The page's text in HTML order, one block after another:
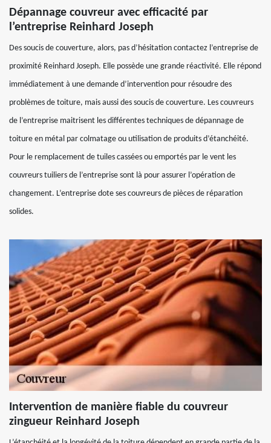
Dépannage couvreur avec efficacité par
l’entreprise Reinhard Joseph
Des soucis de couverture, alors, pas d’hésitation contactez l’entreprise de
proximité Reinhard Joseph. Elle possède une grande réactivité. Elle répond
immédiatement à une demande d’intervention pour résoudre des
problèmes de toiture, mais aussi des soucis de couverture. Les couvreurs
de l’entreprise maitrisent les différentes techniques de dépannage de
toiture en métal par colmatage ou utilisation de produits d’étanchéité.
Pour le remplacement de tuiles cassées ou emportés par le vent les
couvreurs tuiliers de l’entreprise sont là pour assurer l’opération de
changement. L’entreprise dote ses couvreurs de pièces de réparation
solides.
Intervention de manière fiable du couvreur
zingueur Reinhard Joseph